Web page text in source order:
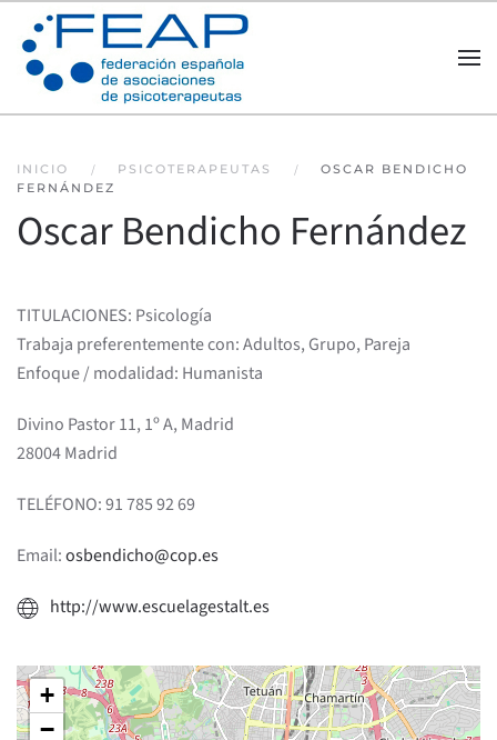
Skip to main content
INICIO PSICOTERAPEUTAS
OSCAR BENDICHO
FERNÁNDEZ
Oscar Bendicho Fernández
TITULACIONES: Psicología
Trabaja preferentemente con: Adultos, Grupo, Pareja
Enfoque / modalidad: Humanista
Divino Pastor 11, 1º A, Madrid
28004 Madrid
TELÉFONO: 91 785 92 69
Email:osbendicho@cop.es
http://www.escuelagestalt.es
+
−